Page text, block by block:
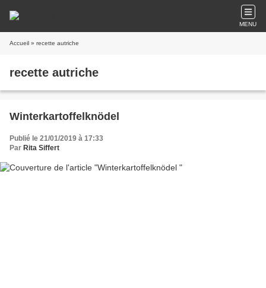
MENU
Accueil » recette autriche
recette autriche
Winterkartoffelknödel
Publié le 21/01/2019 à 17:33
Par Rita Siffert